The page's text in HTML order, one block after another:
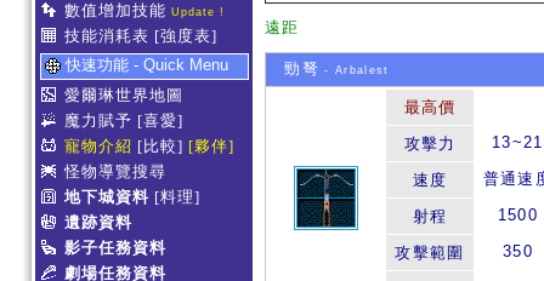
數值增加技能 Update !
技能消耗表 [強度表]
快速功能 - Quick Menu
愛爾琳世界地圖
魔力賦予 [喜愛]
寵物介紹 [比較] [夥伴]
怪物導覽搜尋
地下城資料 [料理]
遺跡資料
影子任務資料
劇場任務資料
遠距
勁弩 - Arbalest
最高價
攻擊力
13~21
速度 普通速
射程 1500
攻擊範圍 350